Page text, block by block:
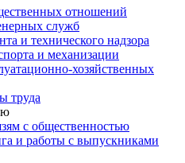
отношений
служб
и технического надзора
и механизации
хозяйственных
труда
с общественностью
и работы с выпускниками